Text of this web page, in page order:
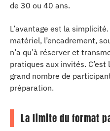
de 30 ou 40 ans.
L’avantage est la
matériel, l’encadrement,
n’a qu’à réserver et
pratiques aux invités.
grand nombre de
préparation.
La limite du format